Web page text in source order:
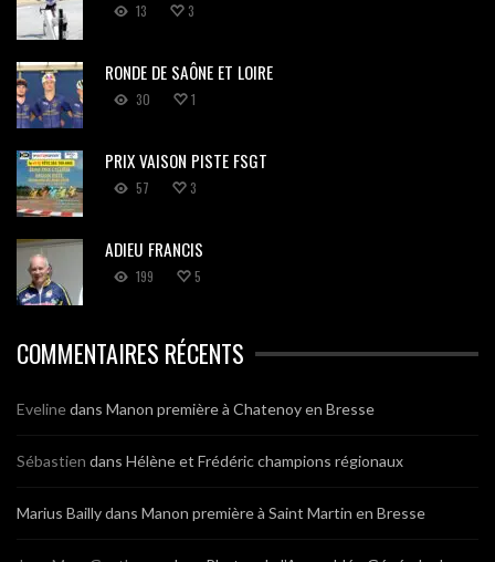
13 3
RONDE DE SAÔNE ET LOIRE
30 1
PRIX VAISON PISTE FSGT
57 3
ADIEU FRANCIS
199 5
COMMENTAIRES RÉCENTS
Evelinedans Manon première à Chatenoy en Bresse
Sébastien dans Hélène et Frédéric champions régionaux
Marius Baillydans Manon première à Saint Martin en Bresse